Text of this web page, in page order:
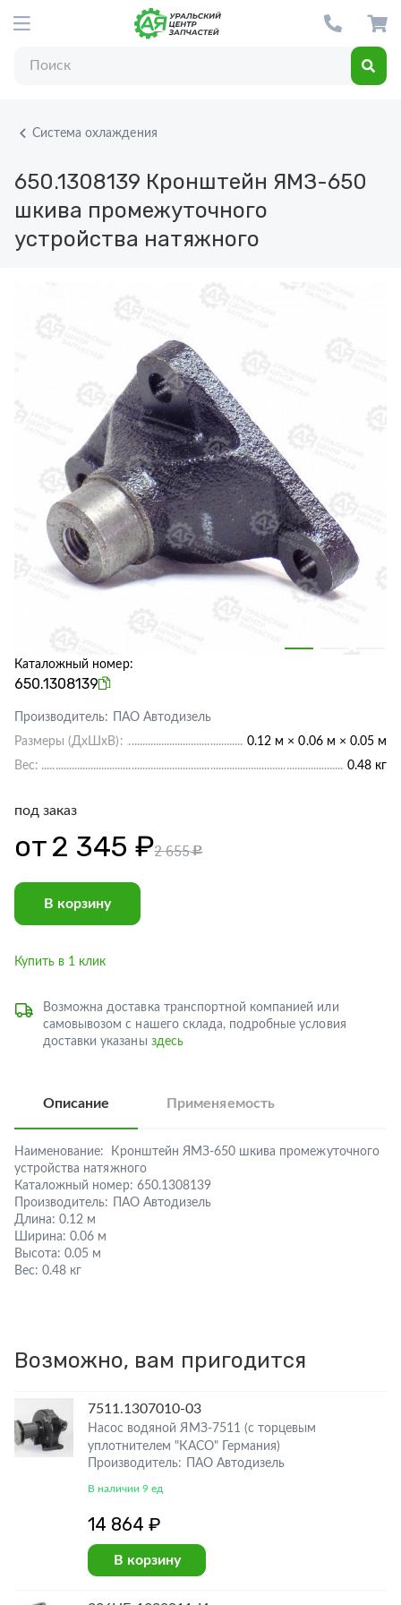
Система охлаждения
650.1308139 Кронштейн ЯМЗ-650
шкива промежуточного
устройства натяжного
Каталожный номер:
650.1308139
Производитель:
ПАО Автодизель
Размеры (ДхШхВ):
0.12 м × 0.06 м × 0.05 м
Вес:
0.48 кг
под заказ
от2 345 ₽2 655c
В корзину
Купить в 1 клик
Возможна доставка транспортной компанией или
самовывозом с нашего склада, подробные условия
доставки указаны здесь
Описание Применяемость
Наименование:
Кронштейн ЯМЗ-650 шкива промежуточного
устройства натяжного
Каталожный номер: 650.1308139
Производитель:
ПАО Автодизель
Длина: 0.12 м
Ширина: 0.06 м
Высота: 0.05 м
Вес: 0.48 кг
Возможно, вам пригодится
7511.1307010-03
Насос водяной ЯМЗ-7511 (с торцевым
уплотнителем "КАСО" Германия)
Производитель: ПАО Автодизель
В наличии 9 ед
14 864 ₽
В корзину